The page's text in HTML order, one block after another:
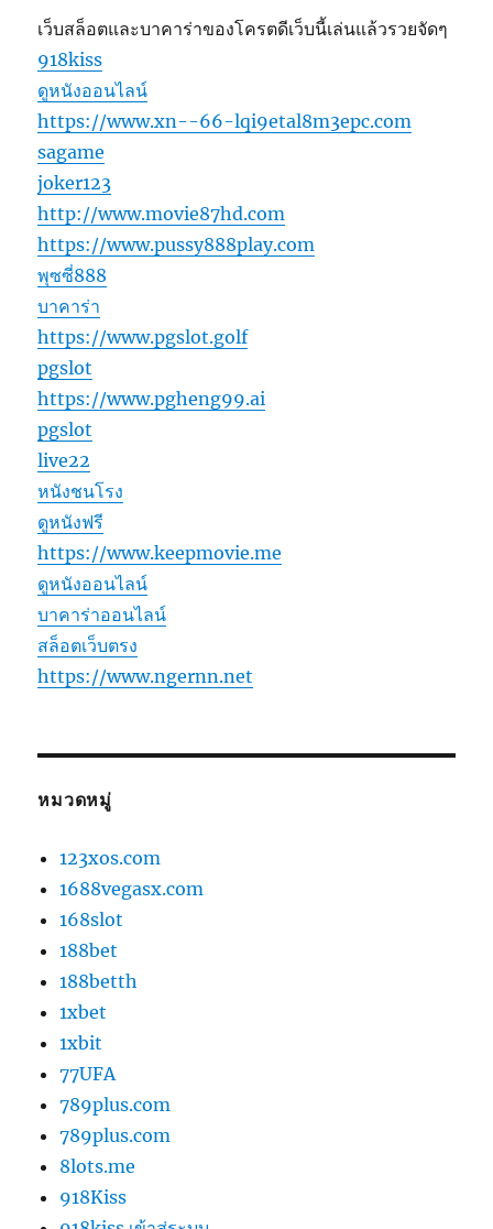
เว็บสล็อตและบาคาร่าของโครตดีเว็บนี้เล่นแล้วรวยจัดๆ
918kiss
ดูหนังออนไลน์
https://www.xn--66-lqi9etal8m3epc.com
sagame
joker123
http://www.movie87hd.com
https://www.pussy888play.com
พุซซี่888
บาคาร่า
https://www.pgslot.golf
pgslot
https://www.pgheng99.ai
pgslot
live22
หนังชนโรง
ดูหนังฟรี
https://www.keepmovie.me
ดูหนังออนไลน์
บาคาร่าออนไลน์
สล็อตเว็บตรง
https://www.ngernn.net
หมวดหมู่
123xos.com
1688vegasx.com
168slot
188bet
188betth
1xbet
1xbit
77UFA
789plus.com
789plus.com
8lots.me
918Kiss